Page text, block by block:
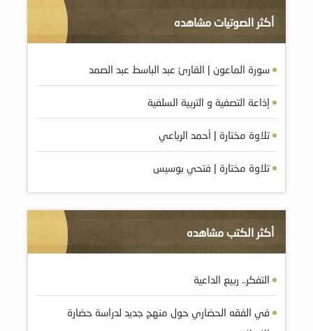
أكثر الصوتيات مشاهده
سورة الماعون | القارئ عبد الباسط عبد الصمد
إذاعة التصفية و التربية السلفية
تلاوة مختارة | أحمد الرباعي
تلاوة مختارة | فتحي بوسيس
أكثر الكتب مشاهده
التفكر.. ربيع الداعية
في الفقه الحضاري حول منهج جديد لدراسة حضارة